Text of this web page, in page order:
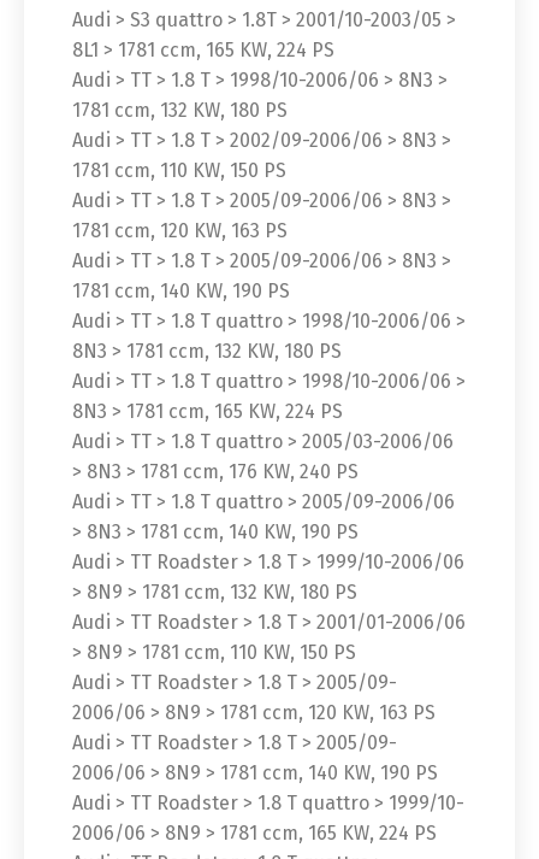
Audi > S3 quattro > 1.8T > 2001/10-2003/05 >
8L1 > 1781 ccm, 165 KW, 224 PS
Audi > TT > 1.8 T > 1998/10-2006/06 > 8N3 >
1781 ccm, 132 KW, 180 PS
Audi > TT > 1.8 T > 2002/09-2006/06 > 8N3 >
1781 ccm, 110 KW, 150 PS
Audi > TT > 1.8 T > 2005/09-2006/06 > 8N3 >
1781 ccm, 120 KW, 163 PS
Audi > TT > 1.8 T > 2005/09-2006/06 > 8N3 >
1781 ccm, 140 KW, 190 PS
Audi > TT > 1.8 T quattro > 1998/10-2006/06 >
8N3 > 1781 ccm, 132 KW, 180 PS
Audi > TT > 1.8 T quattro > 1998/10-2006/06 >
8N3 > 1781 ccm, 165 KW, 224 PS
Audi > TT > 1.8 T quattro > 2005/03-2006/06
> 8N3 > 1781 ccm, 176 KW, 240 PS
Audi > TT > 1.8 T quattro > 2005/09-2006/06
> 8N3 > 1781 ccm, 140 KW, 190 PS
Audi > TT Roadster > 1.8 T > 1999/10-2006/06
> 8N9 > 1781 ccm, 132 KW, 180 PS
Audi > TT Roadster > 1.8 T > 2001/01-2006/06
> 8N9 > 1781 ccm, 110 KW, 150 PS
Audi > TT Roadster > 1.8 T > 2005/09-
2006/06 > 8N9 > 1781 ccm, 120 KW, 163 PS
Audi > TT Roadster > 1.8 T > 2005/09-
2006/06 > 8N9 > 1781 ccm, 140 KW, 190 PS
Audi > TT Roadster > 1.8 T quattro > 1999/10-
2006/06 > 8N9 > 1781 ccm, 165 KW, 224 PS